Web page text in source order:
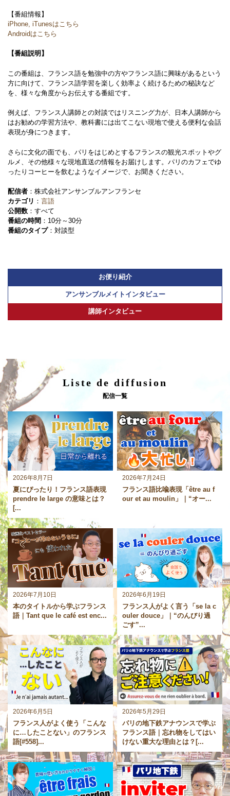
【番組情報】
iPhone, iTunesはこちら
Androidはこちら
【番組説明】
この番組は、フランス語を勉強中の方やフランス語に興味があるという
方に向けて、フランス語学習を楽しく効率よく続けるための秘訣など
を、様々な角度からお伝えする番組です。
例えば、フランス人講師との対談ではリスニング力が、日本人講師から
はお勧めの学習方法や、教科書には出てこない現地で使える便利な会話
表現が身につきます。
さらに文化の面でも、パリをはじめとするフランスの観光スポットやグ
ルメ、その他様々な現地直送の情報をお届けします。パリのカフェでゆ
ったりコーヒーを飲むようなイメージで、お聞きください。
配信者 ：株式会社アンサンブルアンフランセ
カテゴリ ： 言語
公開数 ：すべて
番組の時間 ：10分～30分
番組のタイプ：対談型
お便り紹介
アンサンブルメイトインタビュー
講師インタビュー
Liste de diffusion
配信一覧
2026年8月7日
夏にぴったり！フランス語表現
prendre le large の意味とは？
[...
2026年7月24日
フランス語比喩表現「être au f
our et au moulin」｜“オー...
2026年7月10日
本のタイトルから学ぶフランス
語｜Tant que le café est enc...
2026年6月19日
フランス人がよく言う「se la c
ouler douce」｜“のんびり過
ごす”...
2026年6月5日
フランス人がよく使う「こんな
に…したことない」のフランス
語[#558]...
2026年5月29日
パリの地下鉄アナウンスで学ぶ
フランス語｜忘れ物をしてはい
けない重大な理由とは？[...